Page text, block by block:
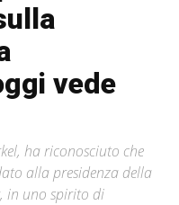
vede
ha riconosciuto che
alla presidenza della
in uno spirito di